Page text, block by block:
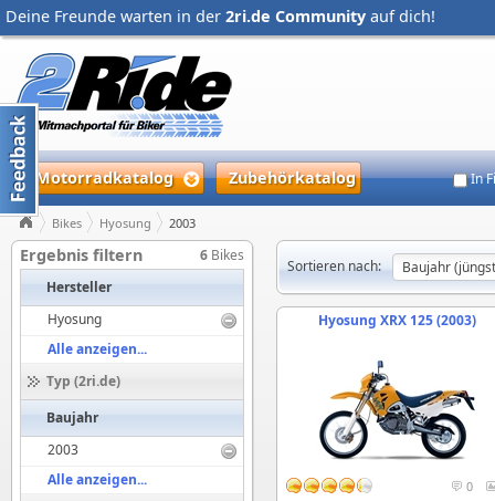
Deine Freunde warten in der 2ri.de Community auf dich!
Motorradkatalog Zubehörkatalog In
Bikes Hyosung 2003
Ergebnis filtern 6 Bikes
Hersteller
Hyosung
Alle anzeigen...
Typ (2ri.de)
Baujahr
2003
Alle anzeigen...
Sortieren nach:
Hyosung XRX 125 (2003)
0